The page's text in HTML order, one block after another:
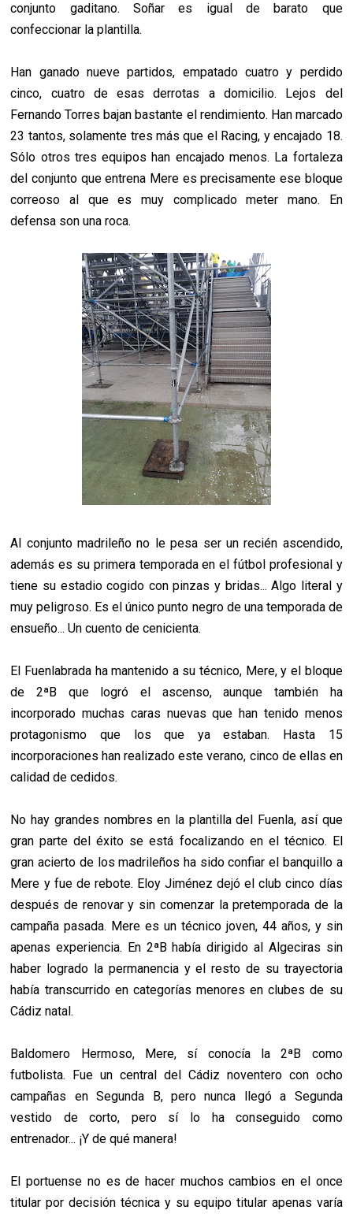
conjunto gaditano. Soñar es igual de barato que
confeccionar la plantilla.
Han ganado nueve partidos, empatado cuatro y perdido
cinco, cuatro de esas derrotas a domicilio. Lejos del
Fernando Torres bajan bastante el rendimiento. Han marcado
23 tantos, solamente tres más que el Racing, y encajado 18.
Sólo otros tres equipos han encajado menos. La fortaleza
del conjunto que entrena Mere es precisamente ese bloque
correoso al que es muy complicado meter mano. En
defensa son una roca.
Al conjunto madrileño no le pesa ser un recién ascendido,
además es su primera temporada en el fútbol profesional y
tiene su estadio cogido con pinzas y bridas... Algo literal y
muy peligroso. Es el único punto negro de una temporada de
ensueño... Un cuento de cenicienta.
El Fuenlabrada ha mantenido a su técnico, Mere, y el bloque
de 2ªB que logró el ascenso, aunque también ha
incorporado muchas caras nuevas que han tenido menos
protagonismo que los que ya estaban. Hasta 15
incorporaciones han realizado este verano, cinco de ellas en
calidad de cedidos.
No hay grandes nombres en la plantilla del Fuenla, así que
gran parte del éxito se está focalizando en el técnico. El
gran acierto de los madrileños ha sido confiar el banquillo a
Mere y fue de rebote. Eloy Jiménez dejó el club cinco días
después de renovar y sin comenzar la pretemporada de la
campaña pasada. Mere es un técnico joven, 44 años, y sin
apenas experiencia. En 2ªB había dirigido al Algeciras sin
haber logrado la permanencia y el resto de su trayectoria
había transcurrido en categorías menores en clubes de su
Cádiz natal.
Baldomero Hermoso, Mere, sí conocía la 2ªB como
futbolista. Fue un central del Cádiz noventero con ocho
campañas en Segunda B, pero nunca llegó a Segunda
vestido de corto, pero sí lo ha conseguido como
entrenador... ¡Y de qué manera!
El portuense no es de hacer muchos cambios en el once
titular por decisión técnica y su equipo titular apenas varía